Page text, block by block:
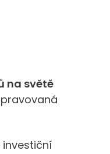
na světě